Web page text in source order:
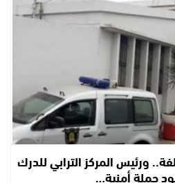
ورئيس المركز الترابي للدرك
حملة أمنية…